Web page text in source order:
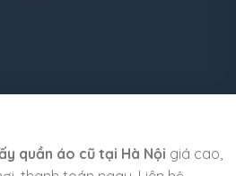
quần áo cũ tại Hà Nội giá cao,